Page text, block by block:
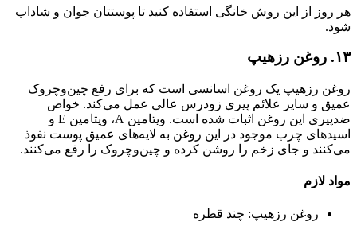
هر روز از این روش خانگی استفاده کنید تا پوستتان جوان و شاداب
شود.
۱۳. روغن رزهیپ
روغن رزهیپ یک روغن اسانسی است که برای رفع چین‌وچروک
عمیق و سایر علائم پیری زودرس عالی عمل می‌‌کند. خواص
ضدپیری این روغن اثبات شده است. ویتامین A، ویتامین E و
اسیدهای چرب موجود در این روغن به‌ لایه‌‌های عمیق پوست نفوذ
می‌کنند و جای زخم را روشن کرده و چین‌وچروک را رفع می‌کنند.
مواد لازم
روغن رزهیپ: چند قطره